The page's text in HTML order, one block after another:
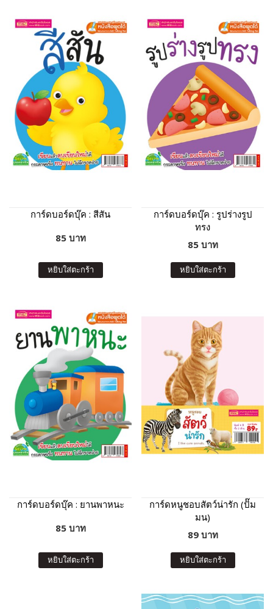
การ์ดบอร์ดบุ๊ค : สีสัน
85 บาท
หยิบใส่ตะกร้า
การ์ดบอร์ดบุ๊ค : รูปร่างรูป
ทรง
85 บาท
หยิบใส่ตะกร้า
การ์ดบอร์ดบุ๊ค : ยานพาหนะ
85 บาท
หยิบใส่ตะกร้า
การ์ดหนูชอบสัตว์น่ารัก (ปั๊ม
มน)
89 บาท
หยิบใส่ตะกร้า